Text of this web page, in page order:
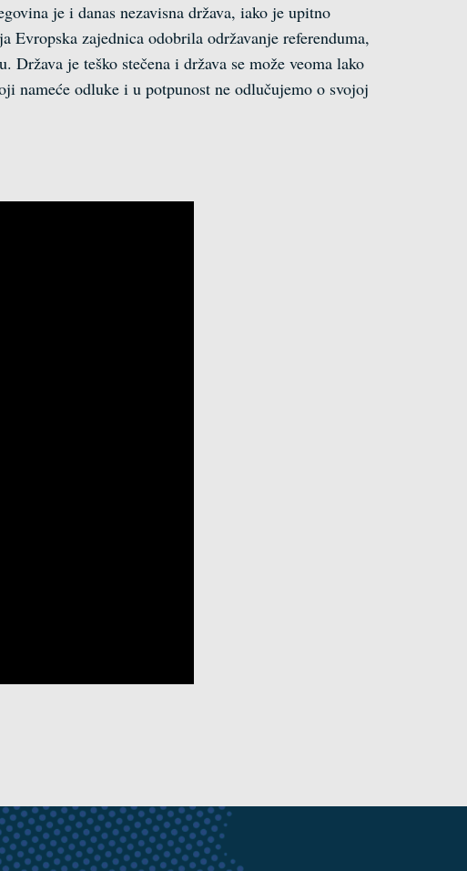
je i danas nezavisna država, iako je upitno
zajednica odobrila održavanje referenduma,
je teško stečena i država se može veoma lako
nameće odluke i u potpunost ne odlučujemo o svojoj